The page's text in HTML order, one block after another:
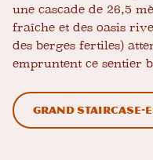
une cascade de 26,5
fraîche et des oasis
des berges fertiles)
empruntent ce sentier
Grand Staircase-